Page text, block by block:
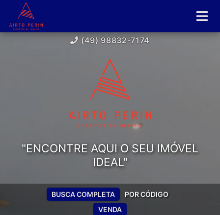
(49) 98832-7174
"ENCONTRE AQUI O SEU IMÓVEL
IDEAL"
VENDA
BUSCA COMPLETA POR CÓDIGO